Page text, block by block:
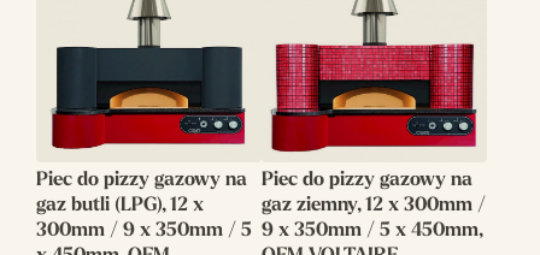
Piec do pizzy gazowy na
gaz butli (LPG), 12 x
300mm / 9 x 350mm / 5
Piec do pizzy gazowy na
gaz ziemny, 12 x 300mm /
9 x 350mm / 5 x 450mm,